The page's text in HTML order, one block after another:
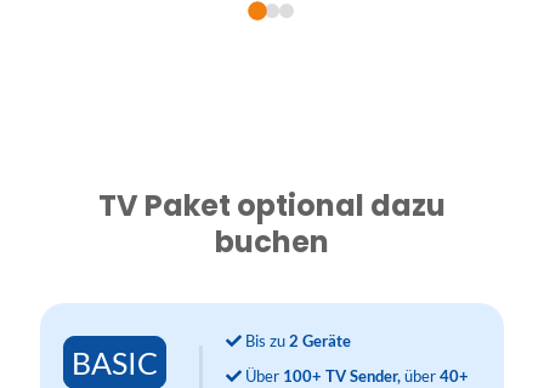
TV Paket optional dazu
buchen
BASIC
Bis zu2 Geräte
Über 100+ TV Sender,über40+